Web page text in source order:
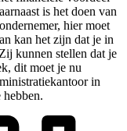
is het doen van
hier moet
kan het zijn dat je in
kunnen stellen dat je
dit moet je nu
in
hebben.